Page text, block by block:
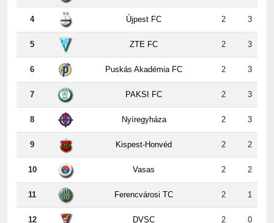
5 ZTE FC 2 3
6 Puskás Akadémia FC 2 3
7 PAKSI FC 2 3
8 Nyíregyháza 2 3
9 Kispest-Honvéd 2 2
10 Vasas 2 2
11 Ferencvárosi TC 2 1
12 DVSC 2 0